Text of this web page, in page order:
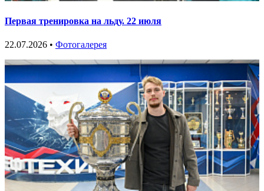
Первая тренировка на льду. 22 июля
22.07.2026 • Фотогалерея